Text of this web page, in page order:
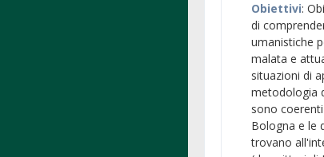
Obiettivi:
di
umanistiche
malata e
situazioni di
metodologia
sono
Bologna e le
trovano